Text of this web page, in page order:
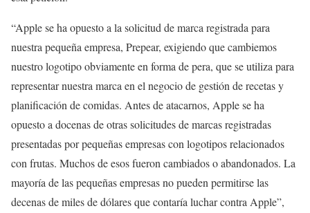
“Apple se ha opuesto a la solicitud de marca registrada para
nuestra pequeña empresa, Prepear, exigiendo que cambiemos
nuestro logotipo obviamente en forma de pera, que se utiliza para
representar nuestra marca en el negocio de gestión de recetas y
planificación de comidas. Antes de atacarnos, Apple se ha
opuesto a docenas de otras solicitudes de marcas registradas
presentadas por pequeñas empresas con logotipos relacionados
con frutas. Muchos de esos fueron cambiados o abandonados. La
mayoría de las pequeñas empresas no pueden permitirse las
decenas de miles de dólares que contaría luchar contra Apple”,